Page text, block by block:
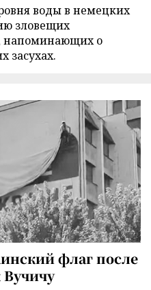
воды в немецких
зловещих
напоминающих о
засухах.
флаг после
Вучичу